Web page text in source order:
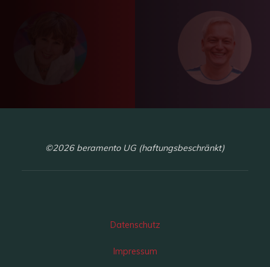
©2026 beramento UG (haftungsbeschränkt)
Datenschutz
Impressum